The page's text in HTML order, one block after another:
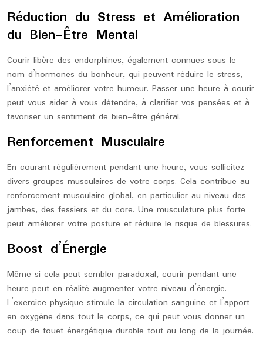
Réduction du Stress et Amélioration
du Bien-Être Mental
Courir libère des endorphines, également connues sous le
nom d’hormones du bonheur, qui peuvent réduire le stress,
l’anxiété et améliorer votre humeur. Passer une heure à courir
peut vous aider à vous détendre, à clarifier vos pensées et à
favoriser un sentiment de bien-être général.
Renforcement Musculaire
En courant régulièrement pendant une heure, vous sollicitez
divers groupes musculaires de votre corps. Cela contribue au
renforcement musculaire global, en particulier au niveau des
jambes, des fessiers et du core. Une musculature plus forte
peut améliorer votre posture et réduire le risque de blessures.
Boost d’Énergie
Même si cela peut sembler paradoxal, courir pendant une
heure peut en réalité augmenter votre niveau d’énergie.
L’exercice physique stimule la circulation sanguine et l’apport
en oxygène dans tout le corps, ce qui peut vous donner un
coup de fouet énergétique durable tout au long de la journée.